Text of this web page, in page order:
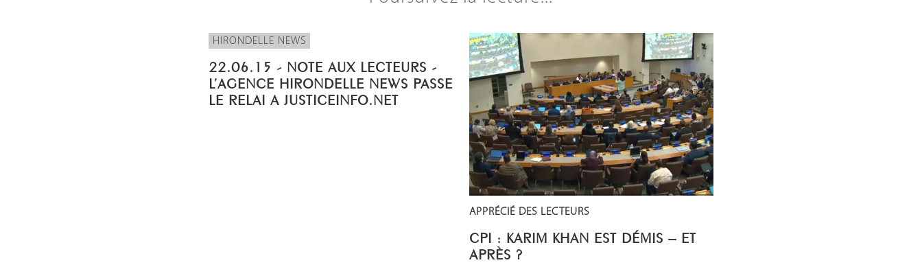
HIRONDELLE NEWS
22.06.15 - NOTE AUX LECTEURS -
L’AGENCE HIRONDELLE NEWS PASSE
LE RELAI A JUSTICEINFO.NET
APPRÉCIÉ DES LECTEURS
CPI : KARIM KHAN EST DÉMIS – ET
APRÈS ?